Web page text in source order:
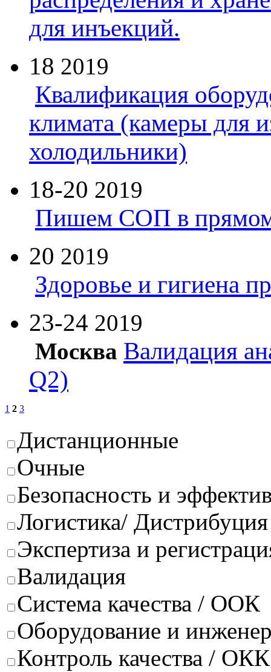
для инъекций.
18 2019
Квалификация
климата (камеры для
холодильники)
18-20 2019
Пишем СОП в
20 2019
Здоровье и гигиена
23-24 2019
Москва Валидация
Q2)
1 2 3
Дистанционные
Очные
Безопасность и
Логистика/
Экспертиза и
Валидация
Система качества / ООК
Оборудование и
Контроль качества / ОКК